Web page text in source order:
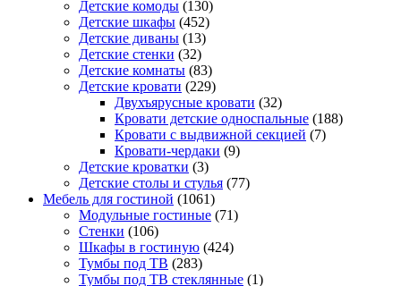
Детские комоды (130)
Детские шкафы (452)
Детские диваны (13)
Детские стенки (32)
Детские комнаты (83)
Детские кровати (229)
Двухъярусные кровати (32)
Кровати детские односпальные (188)
Кровати с выдвижной секцией (7)
Кровати-чердаки (9)
Детские кроватки (3)
Детские столы и стулья (77)
Мебель для гостиной (1061)
Модульные гостиные (71)
Стенки (106)
Шкафы в гостиную (424)
Тумбы под ТВ (283)
Тумбы под ТВ стеклянные (1)